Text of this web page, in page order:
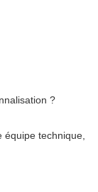
?
technique,